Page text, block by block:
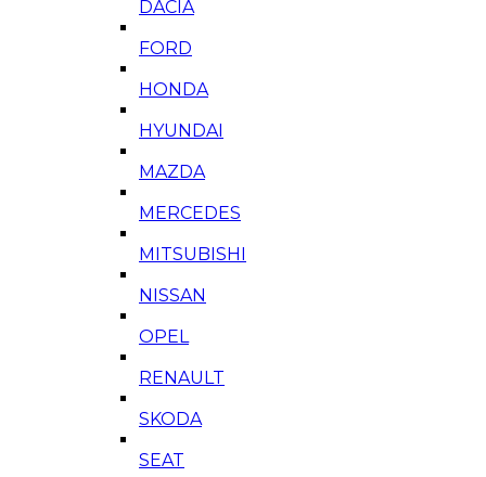
DACIA
FORD
HONDA
HYUNDAI
MAZDA
MERCEDES
MITSUBISHI
NISSAN
OPEL
RENAULT
SKODA
SEAT